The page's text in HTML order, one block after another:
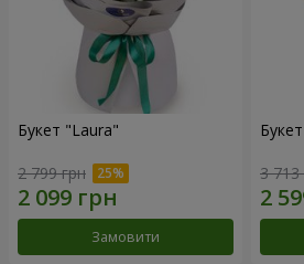
Букет "Laura"
2 799 грн
Замовити
3 713